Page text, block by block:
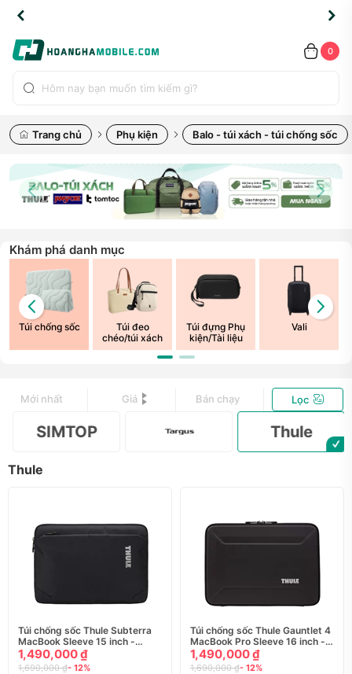
0
Trang chủ Phụ kiện Balo - túi xách - túi chống sốc
Khám phá danh mục
Túi chống sốc
Túi đeo
chéo/túi xách
Túi đựng Phụ
kiện/Tài liệu
Vali
Mới nhất Giá Bán chạy Lọc
Thule
Thule
Túi chống sốc Thule Subterra
MacBook Sleeve 15 inch -
TSS315B
1,490,000 ₫
1,690,000 ₫- 12%
Túi chống sốc Thule Gauntlet 4
MacBook Pro Sleeve 16 inch -
TGSE2357
1,490,000 ₫
1,690,000 ₫- 12%